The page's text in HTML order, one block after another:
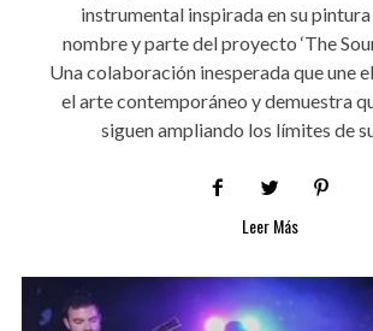
instrumental inspirada en su
nombre y parte del proyecto ‘The
Una colaboración inesperada que une
el arte contemporáneo y demuestra
siguen ampliando los límites de
Leer Más